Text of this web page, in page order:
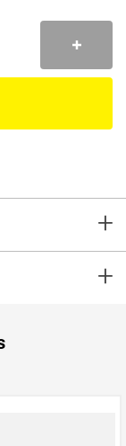
+
minerales
en cada aplicación.+